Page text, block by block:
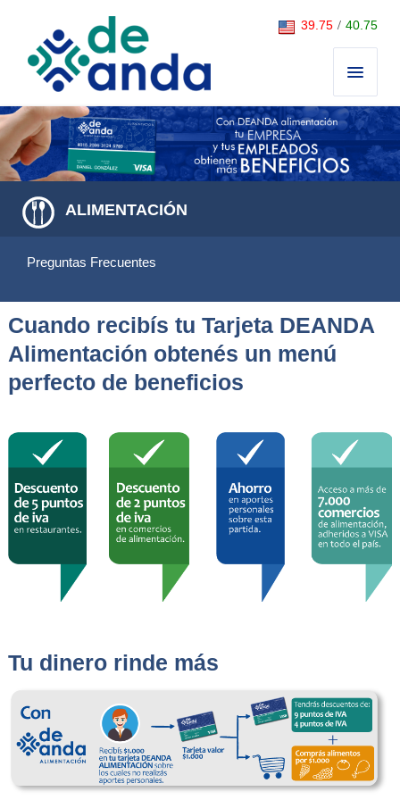
39.75 / 40.75
ALIMENTACIÓN
Preguntas Frecuentes
Cuando recibís tu Tarjeta DEANDA
Alimentación obtenés un menú
perfecto de beneficios
Tu dinero rinde más